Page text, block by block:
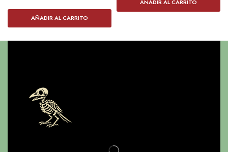
AÑADIR AL CARRITO
AÑADIR AL CARRITO